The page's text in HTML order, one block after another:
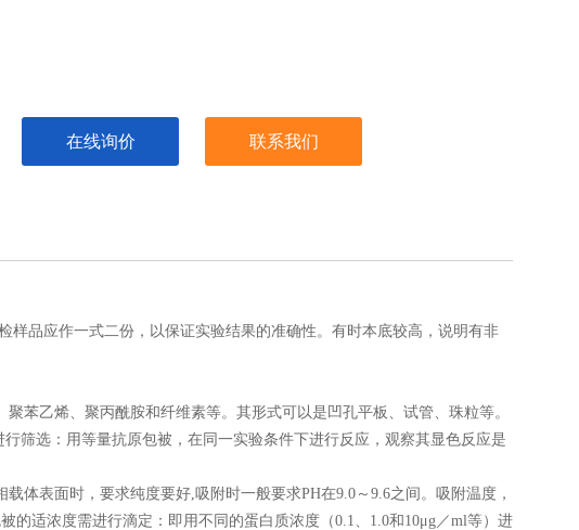
在线询价 联系我们
品应作一式二份，以保证实验结果的准确性。有时本底较高，说明有非
乙烯、聚丙酰胺和纤维素等。其形式可以是凹孔平板、试管、珠粒等。
筛选：用等量抗原包被，在同一实验条件下进行反应，观察其显色反应是
表面时，要求纯度要好,吸附时一般要求PH在9.0～9.6之间。吸附温度，
适浓度需进行滴定：即用不同的蛋白质浓度（0.1、1.0和10μg／ml等）进